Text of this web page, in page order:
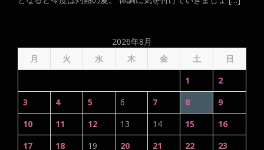
2026年8月
月
火 水 木 金 土 日
1
2
3
4 5 6 7 8
9
10
11 12 13 14 15
16
17
18 19 20 21 22
23